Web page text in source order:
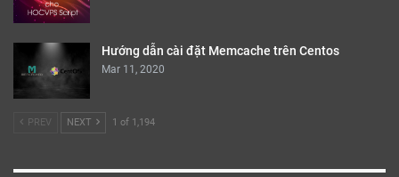
Hướng dẫn cài đặt Memcache trên Centos
Mar 11, 2020
PREV NEXT 1 of 1,194